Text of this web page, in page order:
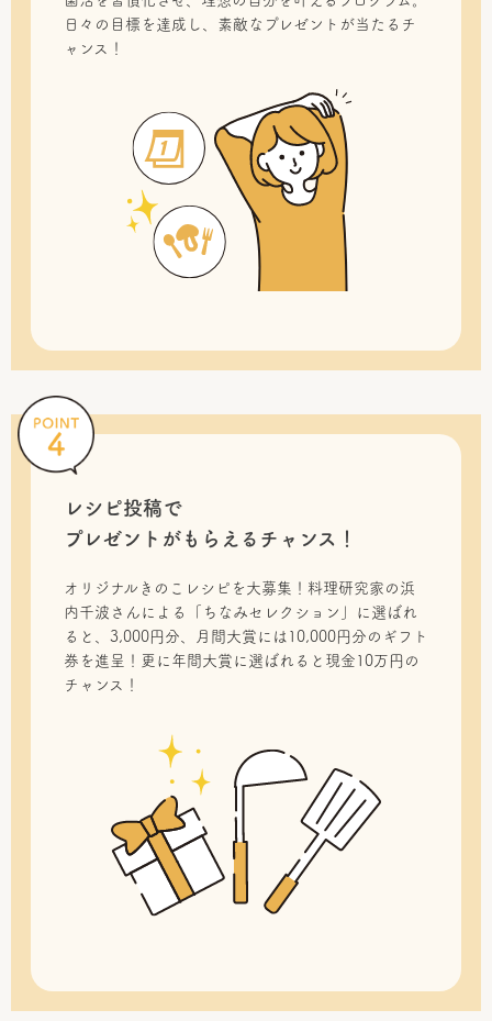
日々の目標を達成し、素敵なプレゼントが当たるチ
ャンス！
レシピ投稿で
プレゼントがもらえるチャンス！
オリジナルきのこレシピを大募集！料理研究家の浜
内千波さんによる「ちなみセレクション」に選ばれ
ると、3,000円分、月間大賞には10,000円分のギフト
券を進呈！更に年間大賞に選ばれると現金10万円の
チャンス！